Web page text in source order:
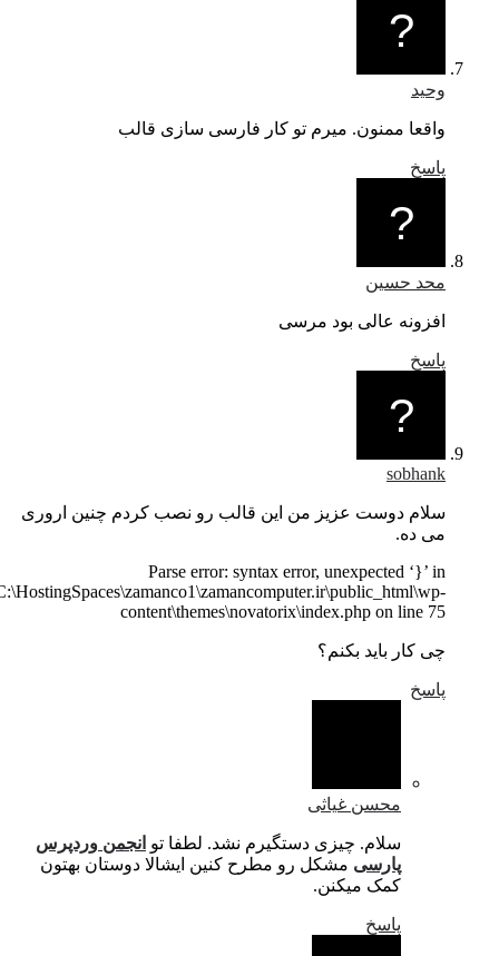
واقعا ممنون. میرم تو کار فارسی سازی قالب
محد حسین
افزونه عالی بود مرسی
sobhank
سلام دوست عزیز من این قالب رو نصب کردم چنین اروری
می ده.
Parse error: syntax error, unexpected ‘}’ in
C:\HostingSpaces\zamanco1\zamancomputer.ir\public_html\wp-
content\themes\novatorix\index.php on line 75
چی کار باید بکنم؟
محسن غیاثی
سلام. چیزی دستگیرم نشد. لطفا توانجمن وردپرس
پارسیمشکل رو مطرح کنین ایشالا دوستان بهتون
کمک میکنن.